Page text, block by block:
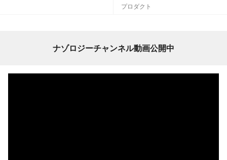
プロダクト
ナゾロジーチャンネル動画公開中